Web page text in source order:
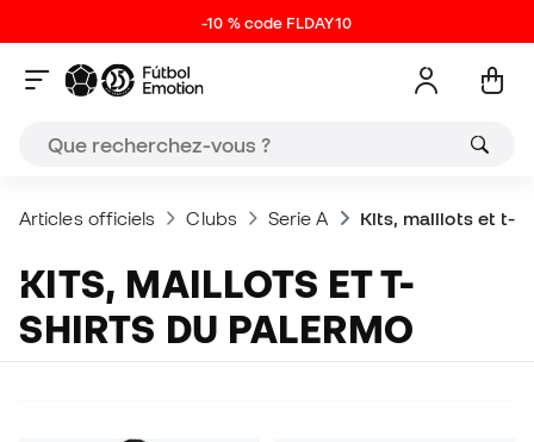
-10 % code FLDAY10
Articles officiels Clubs Serie A Kits, maillots et t-
KITS, MAILLOTS ET T-
SHIRTS DU PALERMO